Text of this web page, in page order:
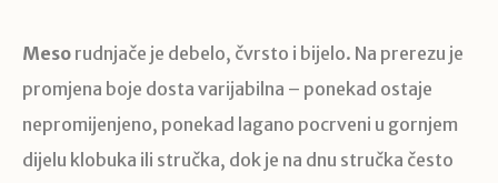
Meso rudnjače je debelo, čvrsto i bijelo. Na prerezu je
promjena boje dosta varijabilna – ponekad ostaje
nepromijenjeno, ponekad lagano pocrveni u gornjem
dijelu klobuka ili stručka, dok je na dnu stručka često